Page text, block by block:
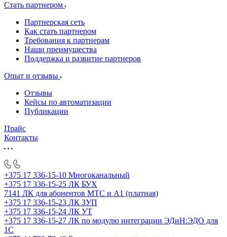
Стать партнером
Партнерская сеть
Как стать партнером
Требования к партнерам
Наши преимущества
Поддержка и развитие партнеров
Опыт и отзывы
Отзывы
Кейсы по автоматизации
Публикации
Прайс
Контакты
+375 17 336-15-10 Многоканальный
+375 17 336-15-25 ЛК БУХ
7141 ЛК для абонентов МТС и А1 (платная)
+375 17 336-15-23 ЛК ЗУП
+375 17 336-15-24 ЛК УТ
+375 17 336-15-27 ЛК по модулю интеграции ЭДиН:ЭДО для
1С